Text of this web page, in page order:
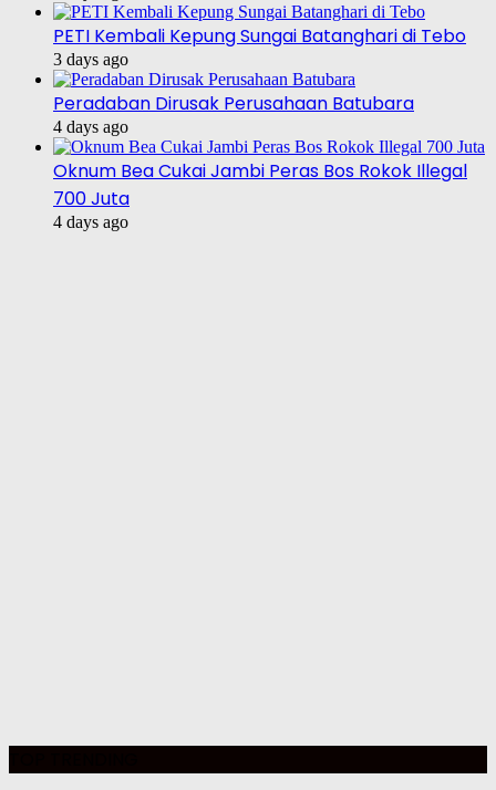
PETI Kembali Kepung Sungai Batanghari di Tebo
3 days ago
Peradaban Dirusak Perusahaan Batubara
4 days ago
Oknum Bea Cukai Jambi Peras Bos Rokok Illegal
700 Juta
4 days ago